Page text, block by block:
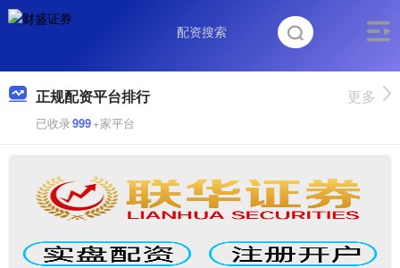
正规配资平台排行
已收录999+家平台
更多